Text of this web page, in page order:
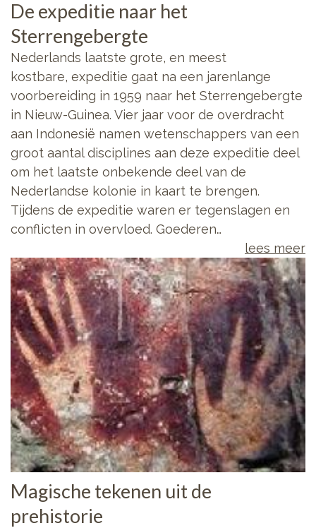
De expeditie naar het
Sterrengebergte
Nederlands laatste grote, en meest
kostbare, expeditie gaat na een jarenlange
voorbereiding in 1959 naar het Sterrengebergte
in Nieuw-Guinea. Vier jaar voor de overdracht
aan Indonesië namen wetenschappers van een
groot aantal disciplines aan deze expeditie deel
om het laatste onbekende deel van de
Nederlandse kolonie in kaart te brengen.
Tijdens de expeditie waren er tegenslagen en
conflicten in overvloed. Goederen…
lees meer
Magische tekenen uit de
prehistorie